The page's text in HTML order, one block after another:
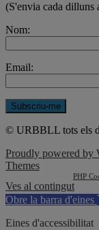
(S'envia cada dilluns
Nom:
Email:
© URBBLL tots els
Proudly powered by
Themes
PHP
Ves al contingut
Obre la barra d'eines
Eines d'accessibilitat